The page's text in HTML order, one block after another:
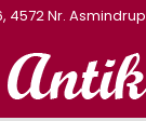
4572 Nr. Asmindrup